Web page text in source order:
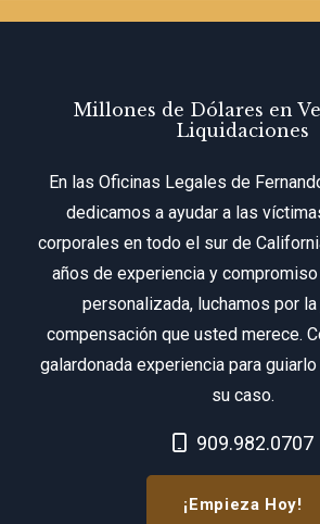
Millones de Dólares en
Liquidaciones
En las Oficinas Legales de
dedicamos a ayudar a las
corporales en todo el sur de
años de experiencia y
personalizada, luchamos por
compensación que usted merece.
galardonada experiencia para
su caso.
Call Now at
909.982.0707
¡Empieza Hoy!